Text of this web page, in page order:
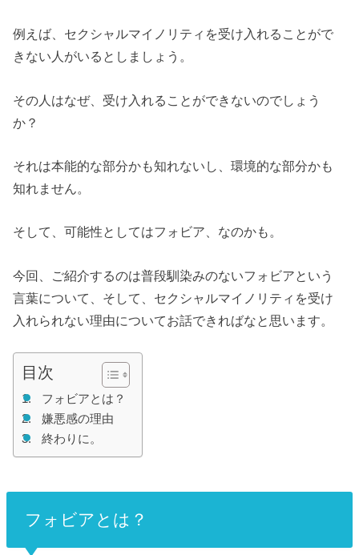
例えば、セクシャルマイノリティを受け入れることがで
きない人がいるとしましょう。
その人はなぜ、受け入れることができないのでしょう
か？
それは本能的な部分かも知れないし、環境的な部分かも
知れません。
そして、可能性としてはフォビア、なのかも。
今回、ご紹介するのは普段馴染みのないフォビアという
言葉について、そして、セクシャルマイノリティを受け
入れられない理由についてお話できればなと思います。
目次
フォビアとは？
嫌悪感の理由
終わりに。
フォビアとは？